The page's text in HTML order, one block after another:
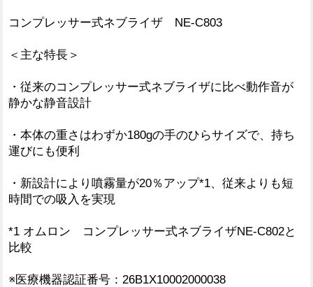
コンプレッサー式ネブライザ NE-C803
＜主な特長＞
・従来のコンプレッサー式ネブライザに比べ動作音が
静かな静音設計
・本体の重さはわずか180gの手のひらサイズで、持ち
運びにも便利
・新設計により噴霧量が20％アップ*1、従来よりも短
時間での吸入を実現
*1 オムロン コンプレッサー式ネブライザNE-C802と
比較
※医療機器認証番号：26B1X10002000038